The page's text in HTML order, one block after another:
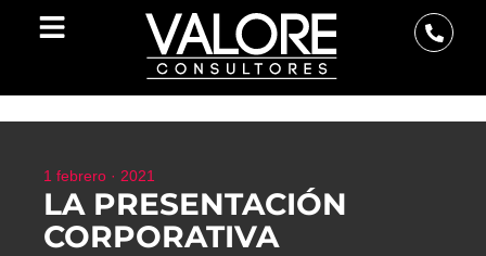
1 febrero · 2021
LA PRESENTACIÓN
CORPORATIVA